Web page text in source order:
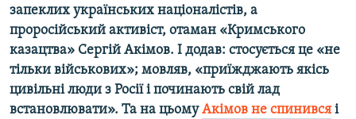
Усі сайти RFE/RL
запеклих українських націоналістів, а
проросійський активіст, отаман «Кримського
казацтва» Сергій Акімов. І додав: стосується це «не
тільки військових»; мовляв, «приїжджають якісь
цивільні люди з Росії і починають свій лад
встановлювати». Та на цьомуАкімов не спинився і